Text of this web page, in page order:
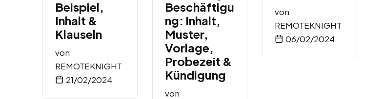
Beispiel,
Inhalt &
Klauseln
von
REMOTEKNIGHT
21/02/2024
Beschäftigu
ng: Inhalt,
Muster,
Vorlage,
Probezeit &
Kündigung
von
von
REMOTEKNIGHT
06/02/2024